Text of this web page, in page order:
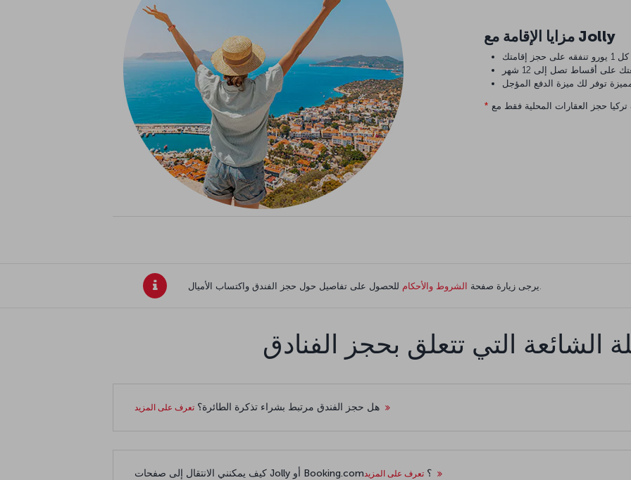
مزايا الإقامة مع Jolly
*
يرجى زيارة صفحة الشروط والأحكام
الشائعة التي تتعلق بحجز الفنادق
هل حجز الفندق مرتبط بشراء تذكرة الطائرة؟
كيف يمكنني الانتقال إلى صفحات Jolly أو Booking.com؟